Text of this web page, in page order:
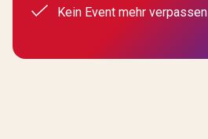
Kein Event mehr verpassen